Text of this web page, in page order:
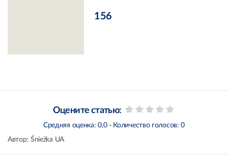
156
Оцените статью:
Средняя оценка:0,0- Количество голосов:0
Автор: Śnieżka UA